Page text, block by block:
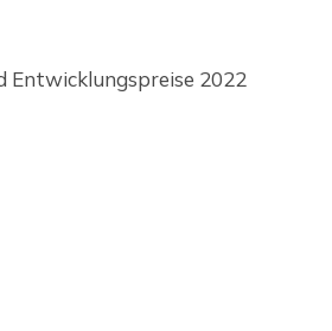
Entwicklungspreise 2022